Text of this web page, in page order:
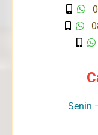
Senin